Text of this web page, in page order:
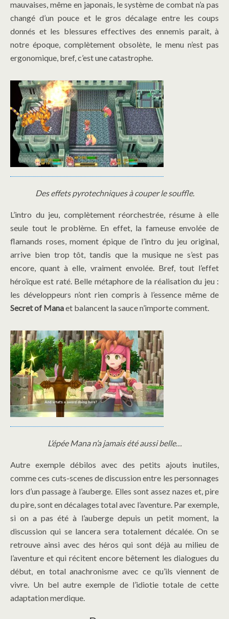
mauvaises, même en japonais, le système de combat n’a pas
changé d’un pouce et le gros décalage entre les coups
donnés et les blessures effectives des ennemis parait, à
notre époque, complètement obsolète, le menu n’est pas
ergonomique, bref, c’est une catastrophe.
Des effets pyrotechniques à couper le souffle.
L’intro du jeu, complètement réorchestrée, résume à elle
seule tout le problème. En effet, la fameuse envolée de
flamands roses, moment épique de l’intro du jeu original,
arrive bien trop tôt, tandis que la musique ne s’est pas
encore, quant à elle, vraiment envolée. Bref, tout l’effet
héroïque est raté. Belle métaphore de la réalisation du jeu :
les développeurs n’ont rien compris à l’essence même de
Secret of Manaet balancent la sauce n’importe comment.
L’épée Mana n’a jamais été aussi belle…
Autre exemple débilos avec des petits ajouts inutiles,
comme ces cuts-scenes de discussion entre les personnages
lors d’un passage à l’auberge. Elles sont assez nazes et, pire
du pire, sont en décalages total avec l’aventure. Par exemple,
si on a pas été à l’auberge depuis un petit moment, la
discussion qui se lancera sera totalement décalée. On se
retrouve ainsi avec des héros qui sont déjà au milieu de
l’aventure et qui récitent encore bêtement les dialogues du
début, en total anachronisme avec ce qu’ils viennent de
vivre. Un bel autre exemple de l’idiotie totale de cette
adaptation merdique.